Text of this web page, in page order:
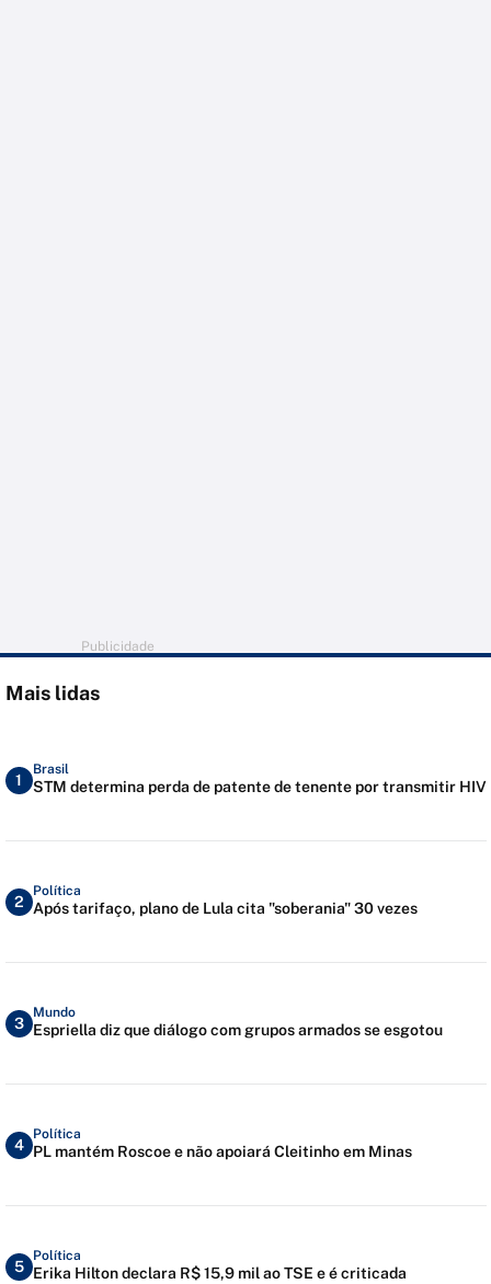
Publicidade
Mais lidas
1
Brasil
STM determina perda de patente de tenente por transmitir HIV
2
Política
Após tarifaço, plano de Lula cita "soberania" 30 vezes
3
Mundo
Espriella diz que diálogo com grupos armados se esgotou
4
Política
PL mantém Roscoe e não apoiará Cleitinho em Minas
5
Política
Erika Hilton declara R$ 15,9 mil ao TSE e é criticada